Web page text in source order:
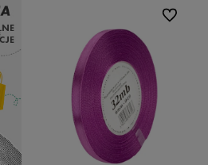
Do